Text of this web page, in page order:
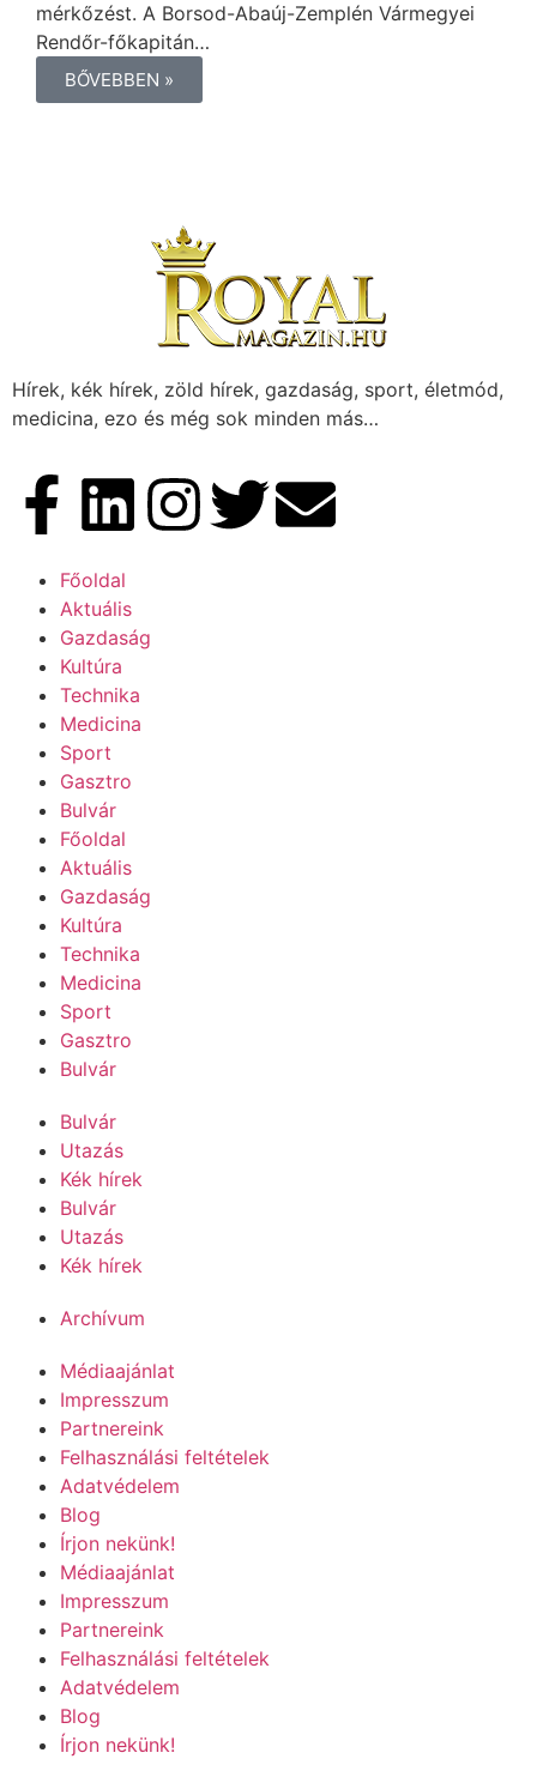
mérkőzést. A Borsod-Abaúj-Zemplén Vármegyei
Rendőr-főkapitán…
BŐVEBBEN »
Hírek, kék hírek, zöld hírek, gazdaság, sport, életmód,
medicina, ezo és még sok minden más…
Főoldal
Aktuális
Gazdaság
Kultúra
Technika
Medicina
Sport
Gasztro
Bulvár
Főoldal
Aktuális
Gazdaság
Kultúra
Technika
Medicina
Sport
Gasztro
Bulvár
Bulvár
Utazás
Kék hírek
Bulvár
Utazás
Kék hírek
Archívum
Médiaajánlat
Impresszum
Partnereink
Felhasználási feltételek
Adatvédelem
Blog
Írjon nekünk!
Médiaajánlat
Impresszum
Partnereink
Felhasználási feltételek
Adatvédelem
Blog
Írjon nekünk!